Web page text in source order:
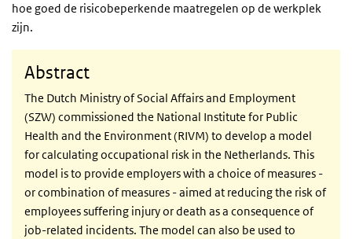
hoe goed de risicobeperkende maatregelen op de werkplek
zijn.
Abstract
The Dutch Ministry of Social Affairs and Employment
(SZW) commissioned the National Institute for Public
Health and the Environment (RIVM) to develop a model
for calculating occupational risk in the Netherlands. This
model is to provide employers with a choice of measures -
or combination of measures - aimed at reducing the risk of
employees suffering injury or death as a consequence of
job-related incidents. The model can also be used to